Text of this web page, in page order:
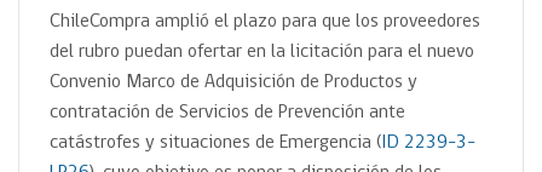
ChileCompra amplió el plazo para que los proveedores
del rubro puedan ofertar en la licitación para el nuevo
Convenio Marco de Adquisición de Productos y
contratación de Servicios de Prevención ante
catástrofes y situaciones de Emergencia ( ID 2239-3-